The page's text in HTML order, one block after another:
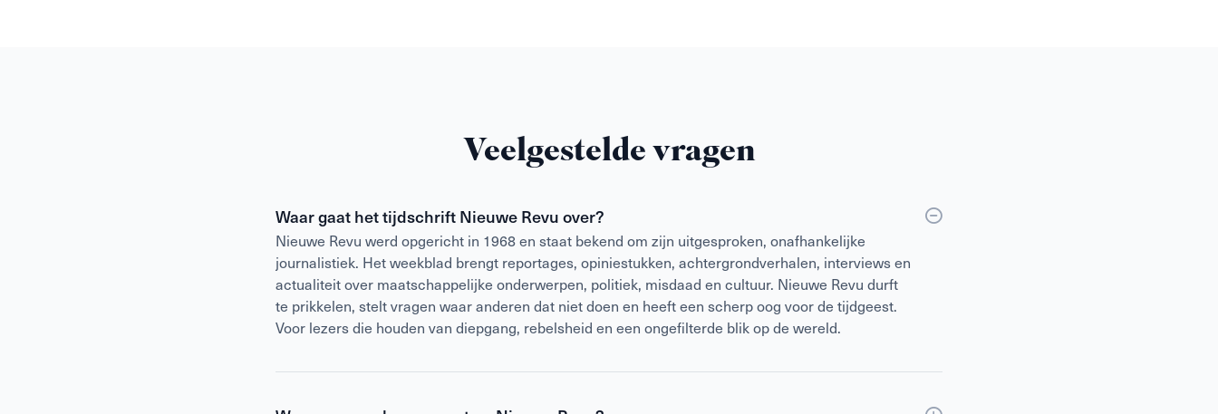
Veelgestelde vragen
Waar gaat het tijdschrift Nieuwe Revu over?
Nieuwe Revu werd opgericht in 1968 en staat bekend om zijn uitgesproken, onafhankelijke
journalistiek. Het weekblad brengt reportages, opiniestukken, achtergrondverhalen, interviews en
actualiteit over maatschappelijke onderwerpen, politiek, misdaad en cultuur. Nieuwe Revu durft
te prikkelen, stelt vragen waar anderen dat niet doen en heeft een scherp oog voor de tijdgeest.
Voor lezers die houden van diepgang, rebelsheid en een ongefilterde blik op de wereld.